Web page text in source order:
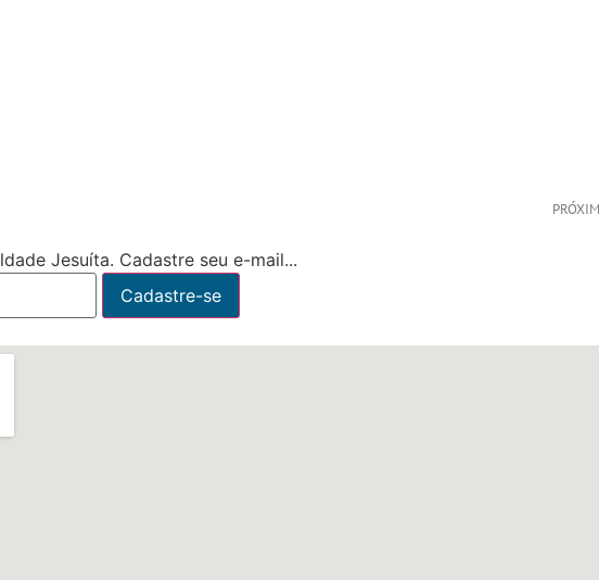
Jesuíta. Cadastre seu e-mail...